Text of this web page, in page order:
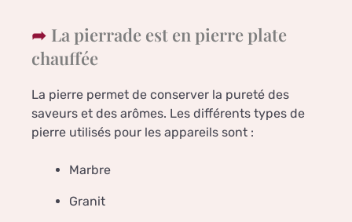
La pierrade est en pierre plate
chauffée
La pierre permet de conserver la pureté des
saveurs et des arômes. Les différents types de
pierre utilisés pour les appareils sont :
Marbre
Granit